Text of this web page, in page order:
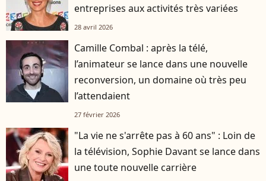
entreprises aux activités très variées
28 avril 2026
Camille Combal : après la télé,
l’animateur se lance dans une nouvelle
reconversion, un domaine où très peu
l’attendaient
27 février 2026
"La vie ne s'arrête pas à 60 ans" : Loin de
la télévision, Sophie Davant se lance dans
une toute nouvelle carrière